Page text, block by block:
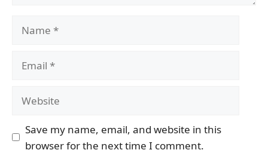
Save my name, email, and website in this
browser for the next time I comment.